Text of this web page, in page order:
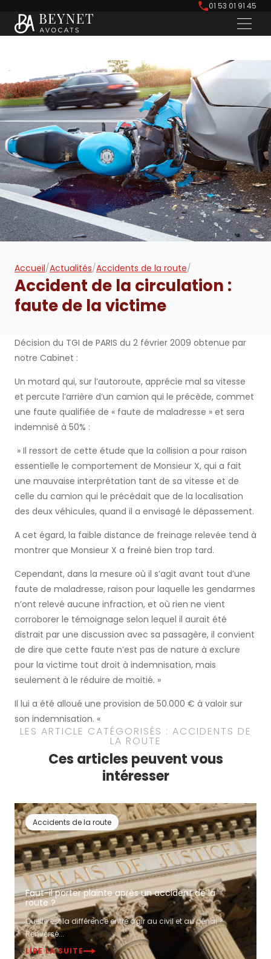
01 53 01 91 45
Accueil/Actualités/Accidents de la route/
Accident de la circulation :
faute de la victime
Décision du TGI de PARIS du 2 février 2009 obtenue par
notre Cabinet :
Un motard qui, sur l’autoroute, apprécie mal sa vitesse
et percute l’arrière d’un camion qui le précède, commet
une faute qualifiée de « faute de maladresse » et sera
indemnisé à 50% :
» Il ressort de cette étude que la collision a pour raison
essentielle le comportement de Monsieur X, qui a fait
une mauvaise interprétation tant de sa vitesse et de
celle du camion qui le précédait que de la localisation
des deux véhicules, quand il a envisagé le dépassement.
A cet égard, la faible distance de freinage relevée tend à
montrer que Monsieur X a freiné bien trop tard.
Cependant, dans la mesure où il s’agit avant tout d’une
faute de maladresse, raison pour laquelle les gendarmes
n’ont relevé aucune infraction, et où rien ne vient
corroborer le témoignage selon lequel il aurait été
distrait par une discussion avec sa passagère, il convient
de dire que cette faute n’est pas de nature à exclure
pour la victime tout droit à indemnisation, mais
seulement à le réduire de moitié. »
Il lui a été alloué une provision de 50.000 € à valoir sur
son indemnisation. «
LES ARTICLE CATÉGORISÉS : ACCIDENTS DE
LA ROUTE
Ces articles peuvent vous
intéresser
Accidents de la route
Faut-il porter plainte après un accident de la
route ?
Quelle est la différence entre agir au civil et au pénal ?
Renversé...
LIRE LA SUITE